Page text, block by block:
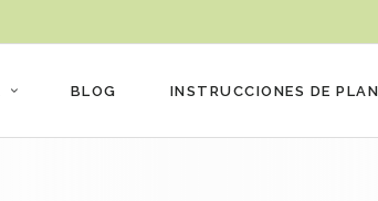
BLOG INSTRUCCIONES DE